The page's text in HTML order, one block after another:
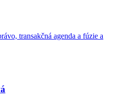
transakčná agenda a fúzie a